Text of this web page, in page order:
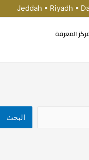
Jeddah • Riyadh •
المعرفة
البحث